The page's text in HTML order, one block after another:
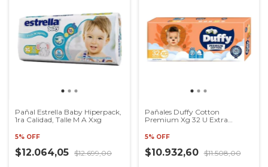
Pañal Estrella Baby Hiperpack,
1ra Calidad, Talle M A Xxg
5% OFF
$12.064,05 $12.699,00
Pañales Duffy Cotton
Premium Xg 32 U Extra
5% OFF
$10.932,60 $11.508,00